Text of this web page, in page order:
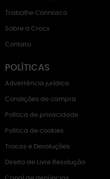
Trabalhe Connosco
Sobre a Crocs
Contato
POLÍTICAS
Advertência jurídica
Condições de compra
Política de privacidade
Política de cookies
Trocas e Devoluções
Direito de Livre Resolução